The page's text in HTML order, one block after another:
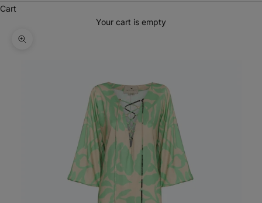
Cart
Your cart is empty
Zoom picture